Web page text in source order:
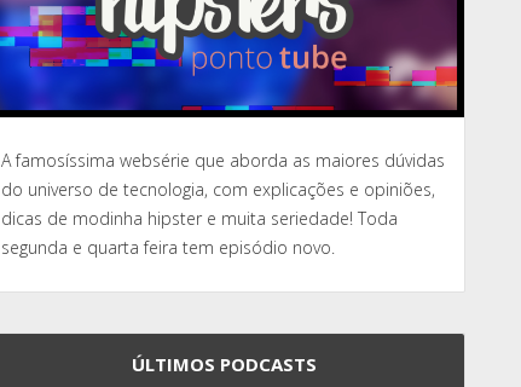
A famosíssima websérie que aborda as maiores dúvidas
do universo de tecnologia, com explicações e opiniões,
dicas de modinha hipster e muita seriedade! Toda
segunda e quarta feira tem episódio novo.
ÚLTIMOS PODCASTS